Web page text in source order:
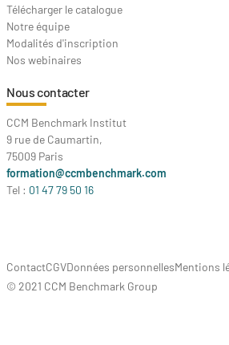
Télécharger le catalogue
Notre équipe
Modalités d'inscription
Nos webinaires
Nous contacter
CCM Benchmark Institut
9 rue de Caumartin,
75009 Paris
formation@ccmbenchmark.com
Tel : 01 47 79 50 16
ContactCGVDonnées personnellesMentions
© 2021 CCM Benchmark Group